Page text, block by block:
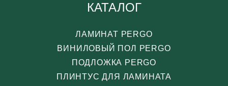
КАТАЛОГ
ЛАМИНАТ PERGO
ВИНИЛОВЫЙ ПОЛ PERGO
ПОДЛОЖКА PERGO
ПЛИНТУС ДЛЯ ЛАМИНАТА